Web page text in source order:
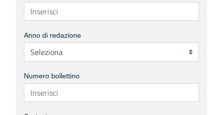
Anno di redazione
Numero bollettino